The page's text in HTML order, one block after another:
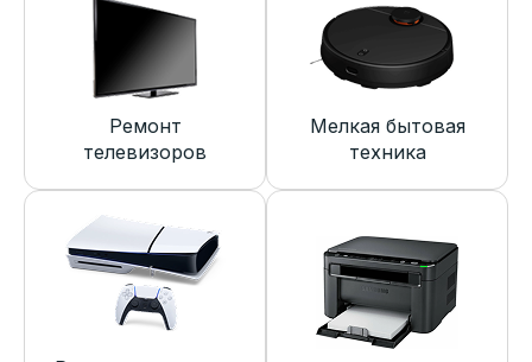
Ремонт
телевизоров
Мелкая бытовая
техника